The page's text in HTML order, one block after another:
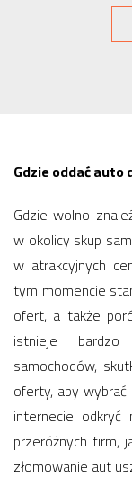
Gdzie oddać auto
Gdzie wolno
w okolicy skup
w atrakcyjnych
tym momencie
ofert, a także
istnieje
samochodów,
oferty, aby
internecie
przeróżnych firm,
złomowanie aut